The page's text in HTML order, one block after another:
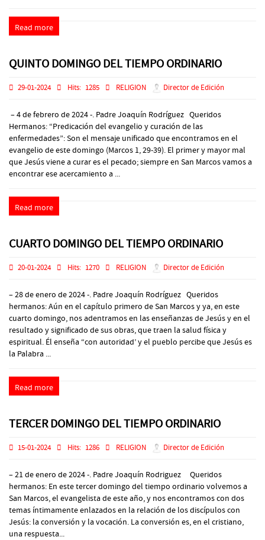
Read more
QUINTO DOMINGO DEL TIEMPO ORDINARIO
29-01-2024 Hits: 1285 RELIGION Director de Edición
– 4 de febrero de 2024 -. Padre Joaquín Rodríguez Queridos
Hermanos: “Predicación del evangelio y curación de las
enfermedades”: Son el mensaje unificado que encontramos en el
evangelio de este domingo (Marcos 1, 29-39). El primer y mayor mal
que Jesús viene a curar es el pecado; siempre en San Marcos vamos a
encontrar ese acercamiento a ...
Read more
CUARTO DOMINGO DEL TIEMPO ORDINARIO
20-01-2024 Hits: 1270 RELIGION Director de Edición
– 28 de enero de 2024 -. Padre Joaquín Rodríguez Queridos
hermanos: Aún en el capítulo primero de San Marcos y ya, en este
cuarto domingo, nos adentramos en las enseñanzas de Jesús y en el
resultado y significado de sus obras, que traen la salud física y
espiritual. Él enseña “con autoridad’ y el pueblo percibe que Jesús es
la Palabra ...
Read more
TERCER DOMINGO DEL TIEMPO ORDINARIO
15-01-2024 Hits: 1286 RELIGION Director de Edición
– 21 de enero de 2024 -. Padre Joaquín Rodriguez Queridos
hermanos: En este tercer domingo del tiempo ordinario volvemos a
San Marcos, el evangelista de este año, y nos encontramos con dos
temas íntimamente enlazados en la relación de los discípulos con
Jesús: la conversión y la vocación. La conversión es, en el cristiano,
una respuesta...